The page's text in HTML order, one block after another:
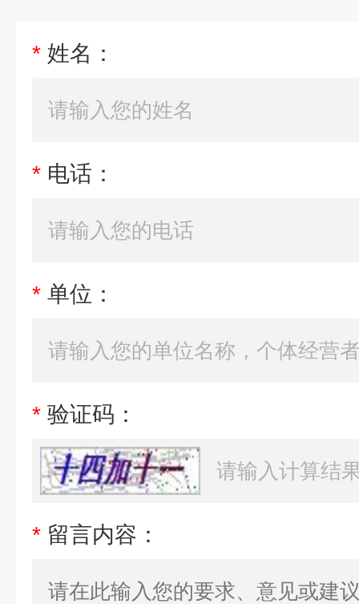
* 姓名：
* 电话：
* 单位：
* 验证码：
* 留言内容：